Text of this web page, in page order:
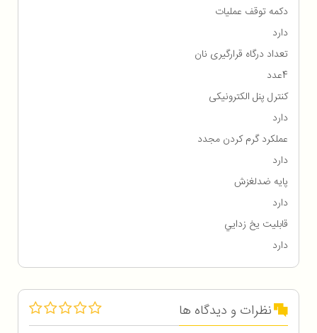
دکمه توقف عملیات
دارد
تعداد درگاه قرارگیری نان
4عدد
کنترل پنل الکترونیکی
دارد
عملکرد گرم کردن مجدد
دارد
پایه‌ ضدلغزش
دارد
قابليت يخ زدايي
دارد
نظرات و دیدگاه ها